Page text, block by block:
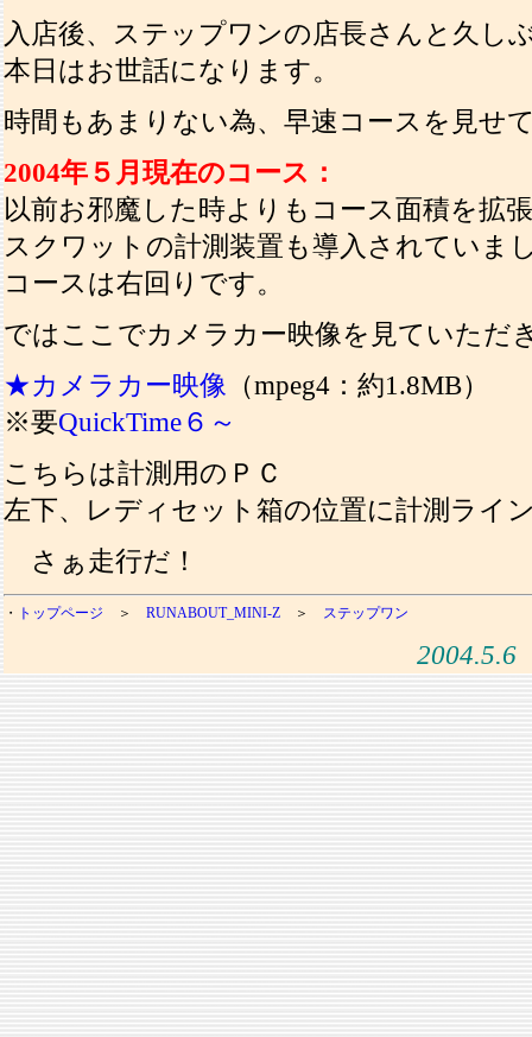
入店後、ステップワンの店長さんと久し
本日はお世話になります。
時間もあまりない為、早速コースを見せ
2004年５月現在のコース：
以前お邪魔した時よりもコース面積を拡
スクワットの計測装置も導入されていま
コースは右回りです。
ではここでカメラカー映像を見ていただ
★カメラカー映像 （mpeg4：約1.8MB）
※要QuickTime６～
こちらは計測用のＰＣ
左下、レディセット箱の位置に計測ライ
さぁ走行だ！
・ トップページ ＞ RUNABOUT_MINI-Z ＞ ステップワン
2004.5.6